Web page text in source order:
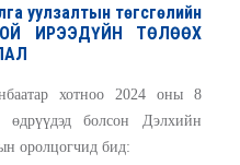
уулзалтын төгсгөлийн
ИРЭЭДҮЙН ТӨЛӨӨХ
хотноо 2024 оны 8
болсон Дэлхийн
оролцогчид бид: